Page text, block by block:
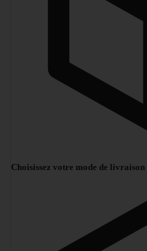
Choisissez votre mode de livraison